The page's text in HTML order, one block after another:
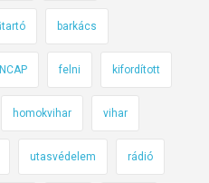
barkács
felni kifordított
homokvihar vihar
utasvédelem rádió